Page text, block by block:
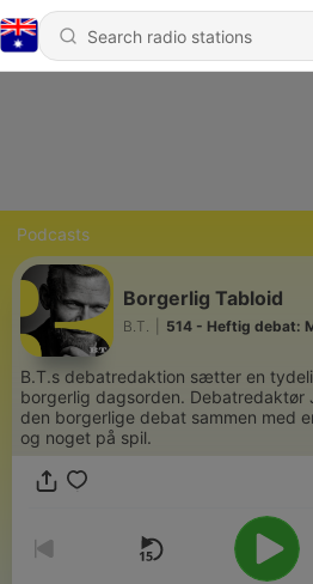
Podcasts
Borgerlig Tabloid
B.T. 514 - Heftig debat:
B.T.s debatredaktion sætter en
borgerlig dagsorden. Debatredaktør
den borgerlige debat sammen med
og noget på spil.